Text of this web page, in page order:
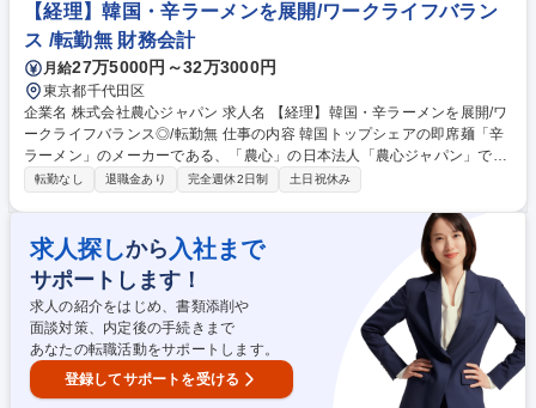
【経理】韓国・辛ラーメンを展開/ワークライフバラン
ス /転勤無 財務会計
月給27万5000円～32万3000円
東京都千代田区
企業名 株式会社農心ジャパン 求人名 【経理】韓国・辛ラーメンを展開/ワ
ークライフバランス◎/転勤無 仕事の内容 韓国トップシェアの即席麺「辛
ラーメン」のメーカーである、「農心」の日本法人「農心ジャパン」で経
理担当の一員になっていただきます。将来的に経理課長としての活躍を期
次・年次決算業務■請求書の発行および管理■経費精算の処理■売上実績の
予実管理■売上や原価、経費の分析作業■月間、四半期、年間報告書作成■
売掛金管理 主体性がある方は特に働きやすい環境です。仕事とプライベー
トを両立させたい方、就業時間内に仕事を終わらせる文化のため、ワーク
ライフバランスを重視しながらも、メリハリをつけて働くことができま
す！ 募集職種 【経理】韓国・辛ラーメンを展開/ワークライフバランス◎/
転勤無
転勤なし 退職金あり 完全週休2日制 土日祝休み
求人探しから 入社まで
サポートします！
求人の紹介をはじめ、書類添削や
面談対策、内定後の手続きまで
あなたの転職活動をサポートします。
登録してサポートを受ける